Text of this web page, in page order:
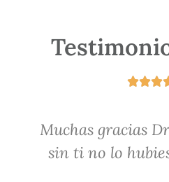

Muchas gracias
sin ti no lo